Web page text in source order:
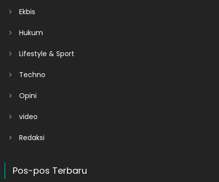
Ekbis
Hukum
Lifestyle & Sport
Techno
Opini
video
Redaksi
Pos-pos Terbaru